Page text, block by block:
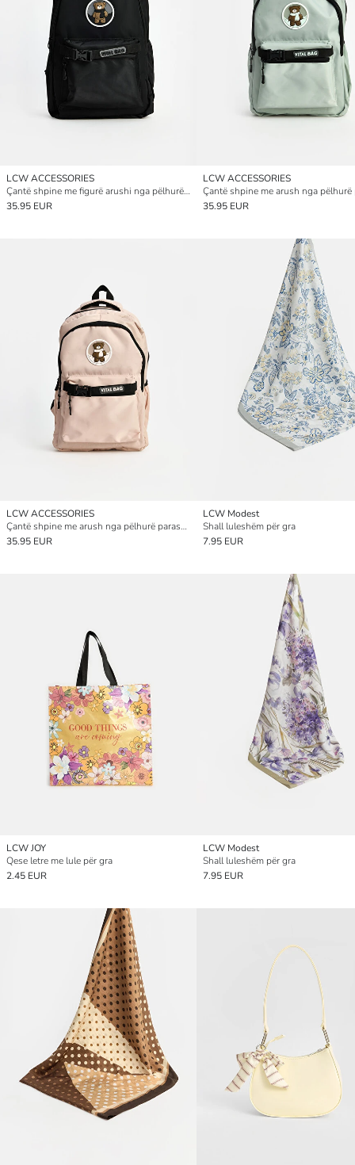
LCW ACCESSORIES
Çantë shpine me figurë arushi nga pëlhurë parashute për gra
35.95 EUR
LCW ACCESSORIES
35.95 EUR
LCW ACCESSORIES
Çantë shpine me arush nga pëlhurë parashute për gra
35.95 EUR
LCW Modest
Shall luleshëm për gra
7.95 EUR
LCW JOY
Qese letre me lule për gra
2.45 EUR
LCW Modest
Shall luleshëm për gra
7.95 EUR